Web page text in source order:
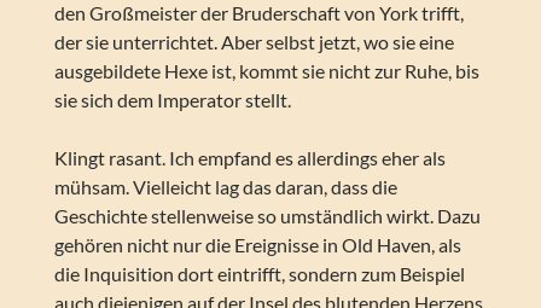
den Großmeister der Bruderschaft von York trifft,
der sie unterrichtet. Aber selbst jetzt, wo sie eine
ausgebildete Hexe ist, kommt sie nicht zur Ruhe, bis
sie sich dem Imperator stellt.
Klingt rasant. Ich empfand es allerdings eher als
mühsam. Vielleicht lag das daran, dass die
Geschichte stellenweise so umständlich wirkt. Dazu
gehören nicht nur die Ereignisse in Old Haven, als
die Inquisition dort eintrifft, sondern zum Beispiel
auch diejenigen auf der Insel des blutenden Herzens.